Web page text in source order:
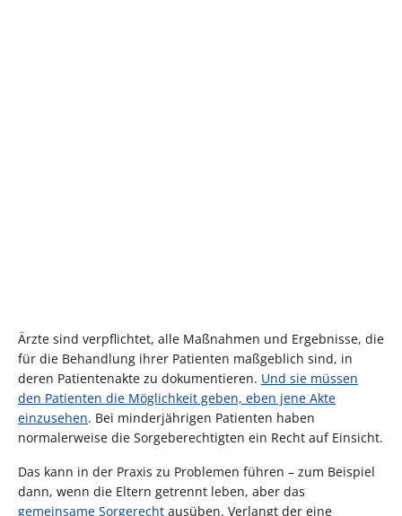
Ärzte sind verpflichtet, alle Maßnahmen und Ergebnisse, die
für die Behandlung ihrer Patienten maßgeblich sind, in
deren Patientenakte zu dokumentieren. Und sie müssen
den Patienten die Möglichkeit geben, eben jene Akte
einzusehen. Bei minderjährigen Patienten haben
normalerweise die Sorgeberechtigten ein Recht auf Einsicht.
Das kann in der Praxis zu Problemen führen – zum Beispiel
dann, wenn die Eltern getrennt leben, aber das
gemeinsame Sorgerecht ausüben. Verlangt der eine